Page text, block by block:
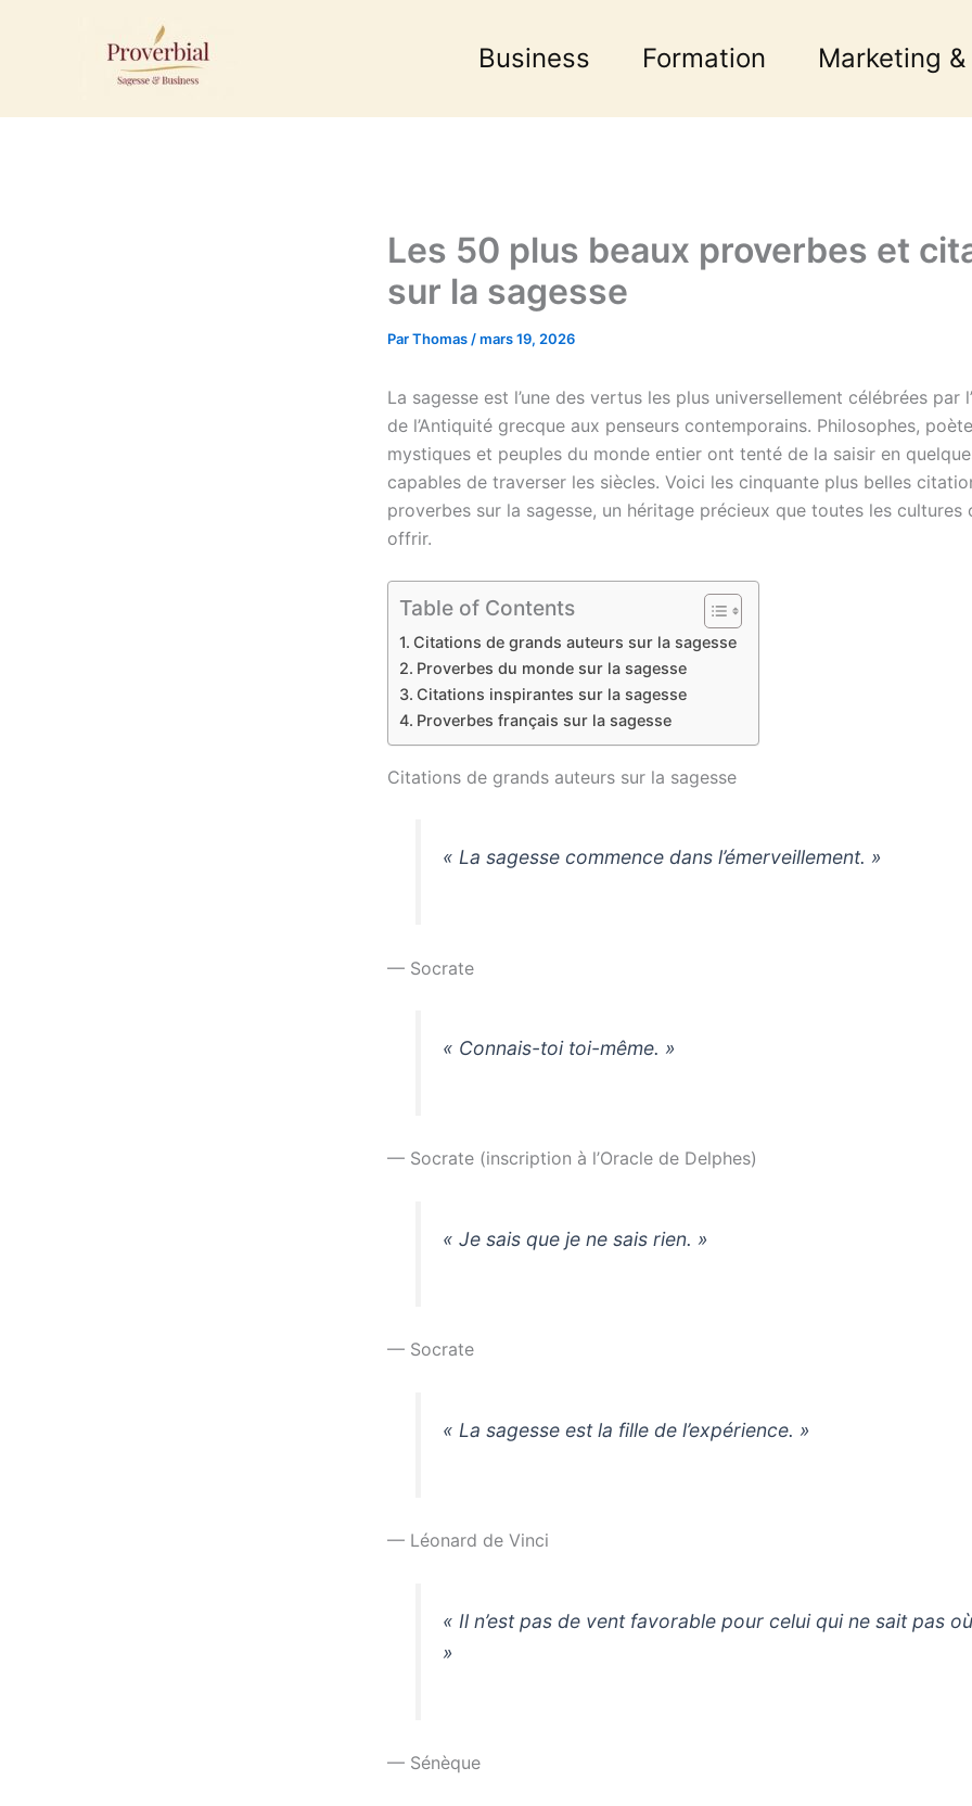
Business Formation Marketing
Les 50 plus beaux proverbes et
sur la sagesse
ParThomas /mars 19, 2026
La sagesse est l’une des vertus les plus universellement célébrées par
de l’Antiquité grecque aux penseurs contemporains. Philosophes,
mystiques et peuples du monde entier ont tenté de la saisir en
capables de traverser les siècles. Voici les cinquante plus belles
proverbes sur la sagesse, un héritage précieux que toutes les cultures
offrir.
Table of Contents
Citations de grands auteurs sur la sagesse
Proverbes du monde sur la sagesse
Citations inspirantes sur la sagesse
Proverbes français sur la sagesse
Citations de grands auteurs sur la sagesse
« La sagesse commence dans l’émerveillement. »
— Socrate
« Connais-toi toi-même. »
— Socrate (inscription à l’Oracle de Delphes)
« Je sais que je ne sais rien. »
— Socrate
« La sagesse est la fille de l’expérience. »
— Léonard de Vinci
« Il n’est pas de vent favorable pour celui qui ne sait pas
»
— Sénèque